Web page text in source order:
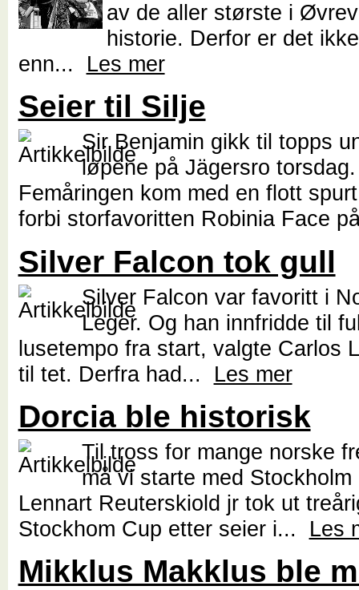
av de aller største i
historie. Derfor er det
enn... Les mer
Seier til Silje
Sir Benjamin gikk til topps
løpene på Jägersro torsdag.
Femåringen kom med en flott
forbi storfavoritten Robinia Face
Silver Falcon tok gull
Silver Falcon var favoritt i
Leger. Og han innfridde til
lusetempo fra start, valgte Carlos
til tet. Derfra had... Les mer
Dorcia ble historisk
Til tross for mange norske
må vi starte med Stockholm
Lennart Reuterskiold jr tok ut
Stockhom Cup etter seier i... Les
Mikklus Makklus ble